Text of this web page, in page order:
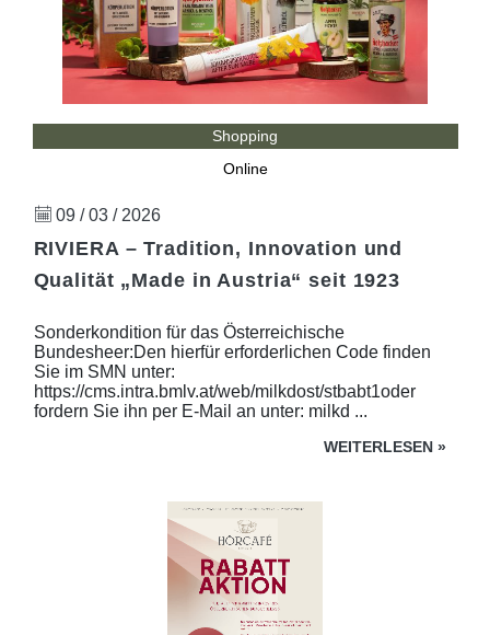
Shopping
Online
09 / 03 / 2026
RIVIERA – Tradition, Innovation und
Qualität „Made in Austria“ seit 1923
Sonderkondition für das Österreichische
Bundesheer:Den hierfür erforderlichen Code finden
Sie im SMN unter:
https://cms.intra.bmlv.at/web/milkdost/stbabt1oder
fordern Sie ihn per E-Mail an unter: milkd ...
WEITERLESEN »